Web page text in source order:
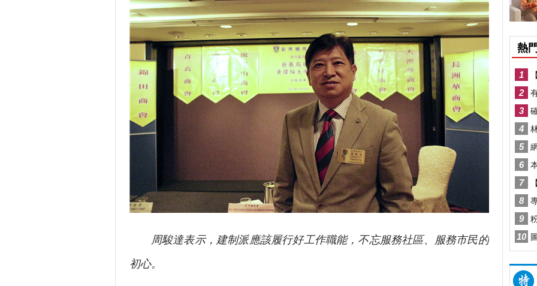
周駿達表示，建制派應該履行好工作職能，不忘服務社區、服務市民的
初心。